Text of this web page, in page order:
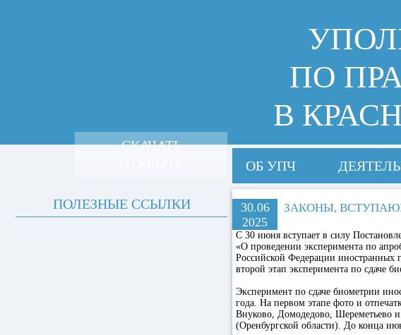
ПО
В
ОБ УПЧ
30.06
2025
ЗАКОНЫ,
С 30 июня вступает в силу
«О проведении эксперимента по
Российской Федерации иностранных
второй этап эксперимента по сдаче
Эксперимент по сдаче биометрии
года. На первом этапе фото и
Внуково, Домодедово, Шереметьево
(Оренбургской области). До конца
СКАЧАТЬ
ПОЛЕЗНЫЕ ССЫЛКИ